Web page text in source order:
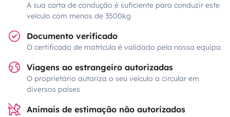
A sua carta de condução é suficiente para conduzir este
veículo com menos de 3500kg
Documento verificado
O certificado de matrícula é validado pela nossa equipa
Viagens ao estrangeiro autorizadas
O proprietário autoriza o seu veículo a circular em
diversos países
Animais de estimação não autorizados